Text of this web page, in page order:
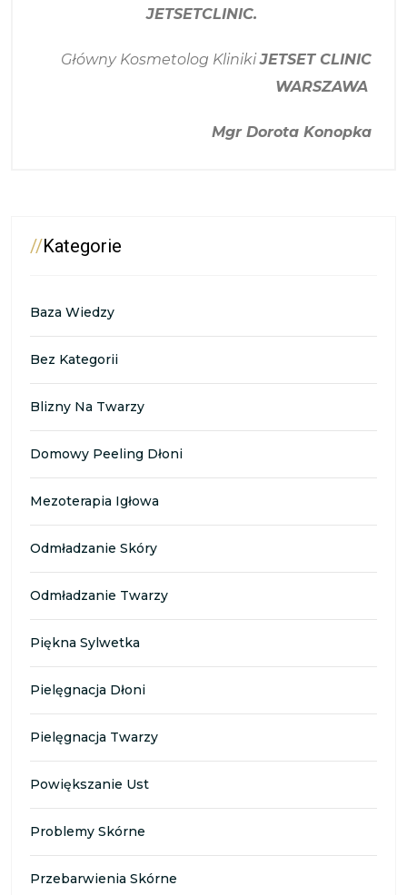
JETSETCLINIC.
Główny Kosmetolog KlinikiJETSET CLINIC
WARSZAWA
Mgr Dorota Konopka
//Kategorie
Baza Wiedzy
Bez Kategorii
Blizny Na Twarzy
Domowy Peeling Dłoni
Mezoterapia Igłowa
Odmładzanie Skóry
Odmładzanie Twarzy
Piękna Sylwetka
Pielęgnacja Dłoni
Pielęgnacja Twarzy
Powiększanie Ust
Problemy Skórne
Przebarwienia Skórne